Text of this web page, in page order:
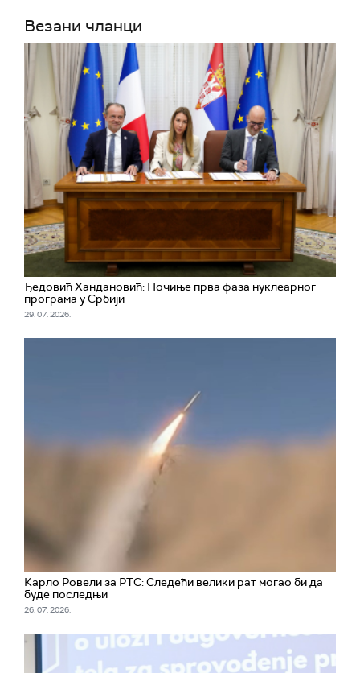
Везани чланци
Ђедовић Хандановић: Почиње прва фаза нуклеарног
програма у Србији
29. 07. 2026.
Карло Ровели за РТС: Следећи велики рат могао би да
буде последњи
26. 07. 2026.